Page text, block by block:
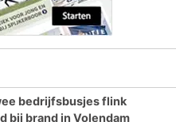
bedrijfsbusjes flink
bij brand in Volendam